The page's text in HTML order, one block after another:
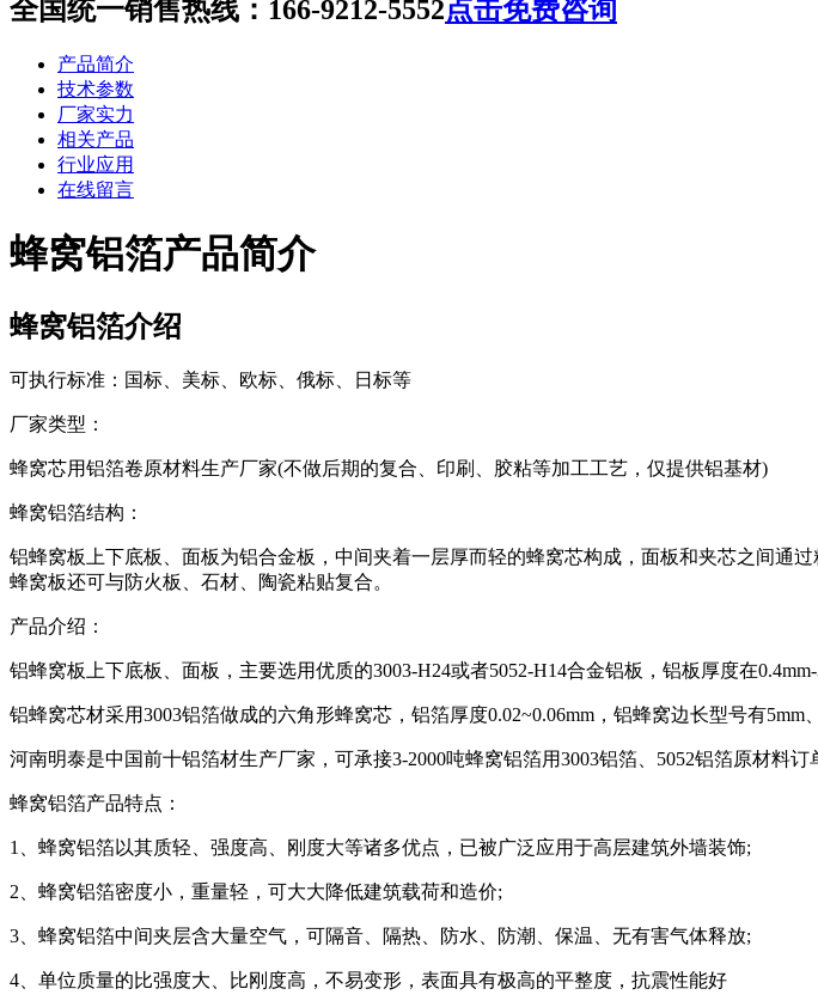
全国统一销售热线： 166-9212-5552点击免费咨询
产品简介
技术参数
厂家实力
相关产品
行业应用
在线留言
蜂窝铝箔产品简介
蜂窝铝箔介绍
可执行标准：国标、美标、欧标、俄标、日标等
厂家类型：
蜂窝芯用铝箔卷原材料生产厂家(不做后期的复合、印刷、胶粘等加工工艺，仅提供铝基材)
蜂窝铝箔结构：
铝蜂窝板上下底板、面板为铝合金板，中间夹着一层厚而轻的蜂窝芯构成，面板和夹芯之间通
蜂窝板还可与防火板、石材、陶瓷粘贴复合。
产品介绍：
铝蜂窝板上下底板、面板，主要选用优质的3003-H24或者5052-H14合金铝板，铝板厚度在0.4mm-
铝蜂窝芯材采用3003铝箔做成的六角形蜂窝芯，铝箔厚度0.02~0.06mm，铝蜂窝边长型号有5mm、
河南明泰是中国前十铝箔材生产厂家，可承接3-2000吨蜂窝铝箔用3003铝箔、5052铝箔原材料
蜂窝铝箔产品特点：
1、蜂窝铝箔以其质轻、强度高、刚度大等诸多优点，已被广泛应用于高层建筑外墙装饰;
2、蜂窝铝箔密度小，重量轻，可大大降低建筑载荷和造价;
3、蜂窝铝箔中间夹层含大量空气，可隔音、隔热、防水、防潮、保温、无有害气体释放;
4、单位质量的比强度大、比刚度高，不易变形，表面具有极高的平整度，抗震性能好